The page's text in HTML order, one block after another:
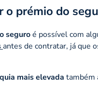
o prémio do
seguroé possível com
antes de contratar, já que
mais elevada também